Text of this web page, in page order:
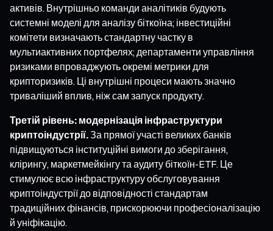
активів. Внутрішньо команди аналітиків будують
системні моделі для аналізу біткоїна; інвестиційні
комітети визначають стандартну частку в
мультиактивних портфелях; департаменти управління
ризиками впроваджують окремі метрики для
крипторизиків. Ці внутрішні процеси мають значно
триваліший вплив, ніж сам запуск продукту.
Третій рівень: модернізація інфраструктури
криптоіндустрії.За прямої участі великих банків
підвищуються інституційні вимоги до зберігання,
клірингу, маркетмейкінгу та аудиту біткоїн-ETF. Це
стимулює всю інфраструктуру обслуговування
криптоіндустрії до відповідності стандартам
традиційних фінансів, прискорюючи професіоналізацію
й уніфікацію.